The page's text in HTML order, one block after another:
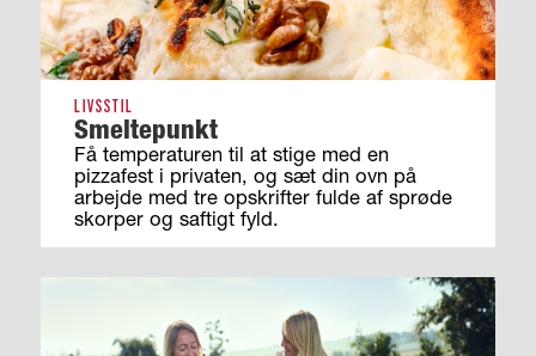
LIVSSTIL
Smeltepunkt
Få temperaturen til at stige med en
pizzafest i privaten, og sæt din ovn på
arbejde med tre opskrifter fulde af sprøde
skorper og saftigt fyld.